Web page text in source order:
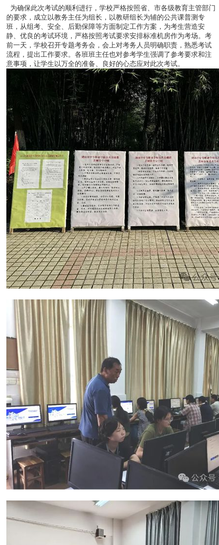
为确保此次考试的顺利进行，学校严格按照省、市各级教育主管部门
的要求，成立以教务主任为组长，以教研组长为辅的公共课普测专
班，从组考、安全、后勤保障等方面制定工作方案，为考生营造安
静、优良的考试环境，严格按照考试要求安排标准机房作为考场。考
前一天，学校召开专题考务会，会上对考务人员明确职责，熟悉考试
流程，提出工作要求。各班班主任也对参考学生强调了参考要求和注
意事项，让学生以万全的准备、良好的心态应对此次考试。